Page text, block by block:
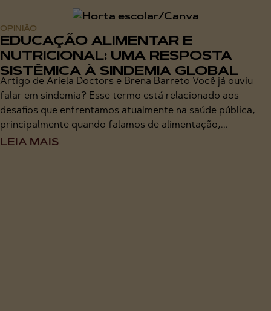
OPINIÃO
EDUCAÇÃO ALIMENTAR E
NUTRICIONAL: UMA RESPOSTA
SISTÊMICA À SINDEMIA GLOBAL
Artigo de Ariela Doctors e Brena Barreto Você já ouviu
falar em sindemia? Esse termo está relacionado aos
desafios que enfrentamos atualmente na saúde pública,
principalmente quando falamos de alimentação,...
LEIA MAIS